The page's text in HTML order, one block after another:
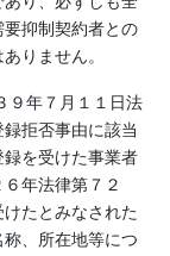
抑制契約者との
りません。
９年７月１１日法
拒否事由に該当
を受けた事業者
年法律第７２
たとみなされた
、所在地等につ